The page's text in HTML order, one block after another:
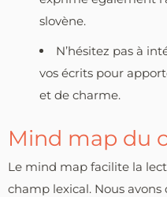
slovène.
N’hésitez pas à
vos écrits pour
et de charme.
Mind map du
Le mind map facilite la
champ lexical. Nous